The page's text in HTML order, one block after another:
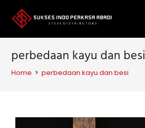
content
perbedaan kayu dan besi
Home > perbedaan kayu dan besi